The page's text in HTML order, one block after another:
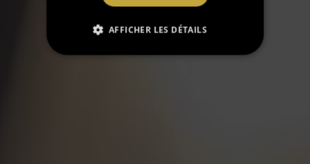
AFFICHER LES DÉTAILS